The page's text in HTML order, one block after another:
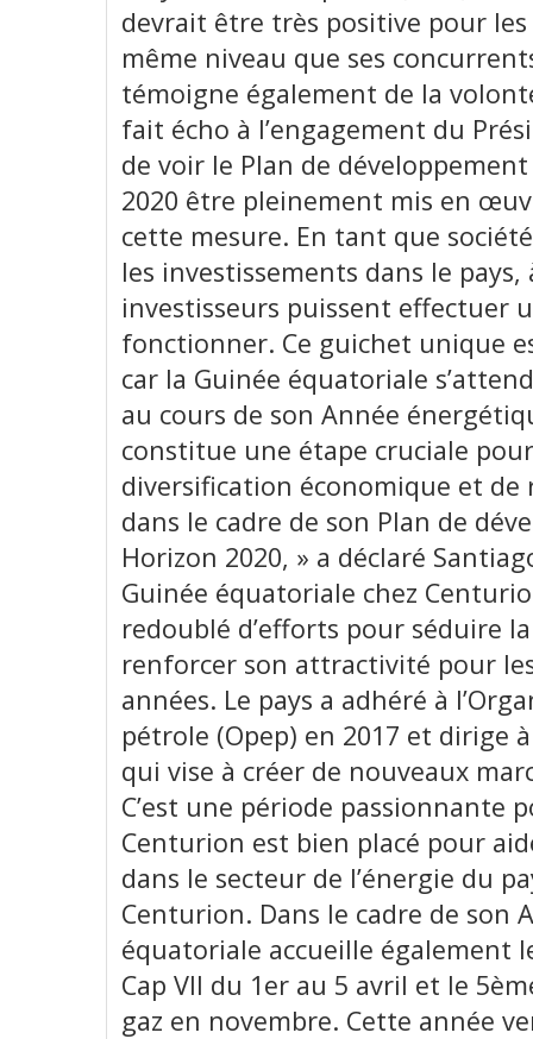
devrait être très positive pour
même niveau que ses
témoigne également de la
fait écho à l’engagement du
de voir le Plan de
2020 être pleinement mis en
cette mesure. En tant que
les investissements dans le
investisseurs puissent effectuer
fonctionner. Ce guichet unique
car la Guinée équatoriale
au cours de son Année
constitue une étape cruciale
diversification économique et
dans le cadre de son Plan de
Horizon 2020, » a déclaré
Guinée équatoriale chez
redoublé d’efforts pour séduire
renforcer son attractivité pour
années. Le pays a adhéré à
pétrole (Opep) en 2017 et dirige
qui vise à créer de nouveaux
C’est une période passionnante
Centurion est bien placé pour
dans le secteur de l’énergie du
Centurion. Dans le cadre de son
équatoriale accueille également
Cap VII du 1er au 5 avril et le
gaz en novembre. Cette année